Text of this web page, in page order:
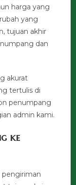
harga yang
yang
tujuan akhir
dan
akurat
tertulis di
penumpang
admin kami.
ke
pengiriman